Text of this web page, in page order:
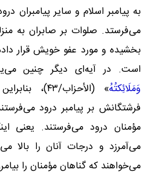
به پیامبر اسلام و سایر پیامبران
می‌فرستد. صلوات بر صابران به
بخشیده و مورد عفو خویش قرار
است. در آیه‌ای دیگر چنین
وَمَلَائِکتُهُ
» (الأحزاب/
فرشتگانش بر پیامبر درود
مؤمنان درود می‌فرستند. یعنی
می‌آمرزد و درجات آنان را بالا
می‌خواهند که گناهان مؤمنان را